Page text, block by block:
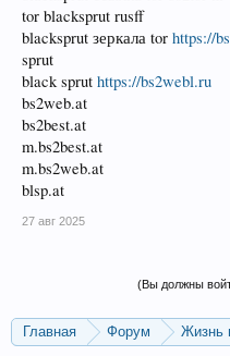
tor blacksprut rusff
blacksprut зеркала tor https://
sprut
black sprut https://bs2webl.ru
bs2web.at
bs2best.at
m.bs2best.at
m.bs2web.at
blsp.at
27 авг 2025
(Вы должны
Главная Форум
Жизнь